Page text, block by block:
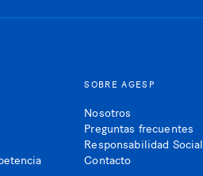
SOBRE AGESP
Nosotros
Preguntas frecuentes
Responsabilidad Social
Contacto